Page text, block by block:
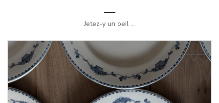
Jetez-y un oeil ...